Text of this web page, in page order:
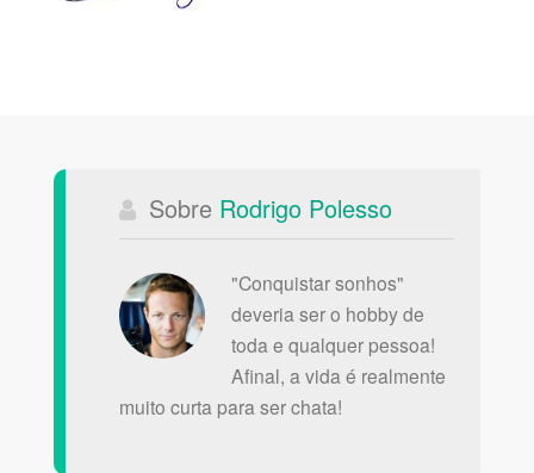
Sobre Rodrigo Polesso
"Conquistar sonhos"
deveria ser o hobby de
toda e qualquer pessoa!
Afinal, a vida é realmente
muito curta para ser chata!